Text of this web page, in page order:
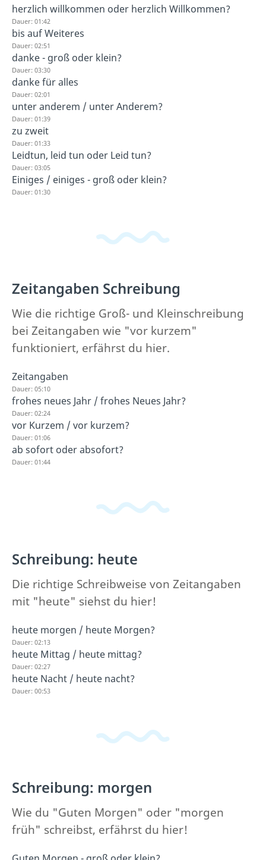
herzlich willkommen oder herzlich Willkommen?
Dauer: 01:42
bis auf Weiteres
Dauer: 02:51
danke - groß oder klein?
Dauer: 03:30
danke für alles
Dauer: 02:01
unter anderem / unter Anderem?
Dauer: 01:39
zu zweit
Dauer: 01:33
Leidtun, leid tun oder Leid tun?
Dauer: 03:05
Einiges / einiges - groß oder klein?
Dauer: 01:30
Zeitangaben Schreibung
Wie die richtige Groß- und Kleinschreibung
bei Zeitangaben wie "vor kurzem"
funktioniert, erfährst du hier.
Zeitangaben
Dauer: 05:10
frohes neues Jahr / frohes Neues Jahr?
Dauer: 02:24
vor Kurzem / vor kurzem?
Dauer: 01:06
ab sofort oder absofort?
Dauer: 01:44
Schreibung: heute
Die richtige Schreibweise von Zeitangaben
mit "heute" siehst du hier!
heute morgen / heute Morgen?
Dauer: 02:13
heute Mittag / heute mittag?
Dauer: 02:27
heute Nacht / heute nacht?
Dauer: 00:53
Schreibung: morgen
Wie du "Guten Morgen" oder "morgen
früh" schreibst, erfährst du hier!